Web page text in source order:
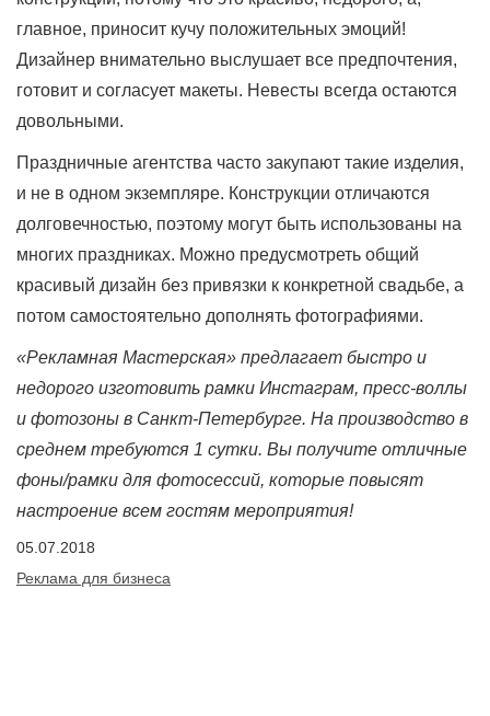
главное, приносит кучу положительных эмоций!
Дизайнер внимательно выслушает все предпочтения,
готовит и согласует макеты. Невесты всегда остаются
довольными.
Праздничные агентства часто закупают такие изделия,
и не в одном экземпляре. Конструкции отличаются
долговечностью, поэтому могут быть использованы на
многих праздниках. Можно предусмотреть общий
красивый дизайн без привязки к конкретной свадьбе, а
потом самостоятельно дополнять фотографиями.
«Рекламная Мастерская» предлагает быстро и
недорого изготовить рамки Инстаграм, пресс-воллы
и фотозоны в Санкт-Петербурге. На производство в
среднем требуются 1 сутки. Вы получите отличные
фоны/рамки для фотосессий, которые повысят
настроение всем гостям мероприятия!
05.07.2018
Реклама для бизнеса